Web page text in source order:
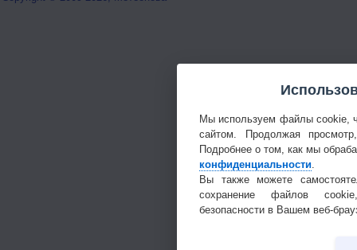
Мы используем файлы cookie,
сайтом. Продолжая
Подробнее о том, как мы
конфиденциальности
Вы также можете
сохранение файлов
безопасности в Вашем веб-